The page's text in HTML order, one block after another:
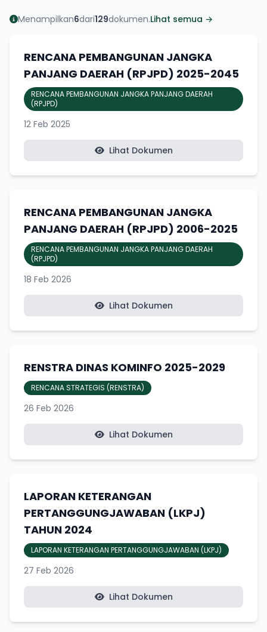
Menampilkan6dari129dokumen.Lihat semua →
RENCANA PEMBANGUNAN JANGKA
PANJANG DAERAH (RPJPD) 2025-2045
RENCANA PEMBANGUNAN JANGKA PANJANG DAERAH
(RPJPD)
12 Feb 2025
Lihat Dokumen
RENCANA PEMBANGUNAN JANGKA
PANJANG DAERAH (RPJPD) 2006-2025
RENCANA PEMBANGUNAN JANGKA PANJANG DAERAH
(RPJPD)
18 Feb 2026
Lihat Dokumen
RENSTRA DINAS KOMINFO 2025-2029
RENCANA STRATEGIS (RENSTRA)
26 Feb 2026
Lihat Dokumen
LAPORAN KETERANGAN
PERTANGGUNGJAWABAN (LKPJ)
TAHUN 2024
LAPORAN KETERANGAN PERTANGGUNGJAWABAN (LKPJ)
27 Feb 2026
Lihat Dokumen